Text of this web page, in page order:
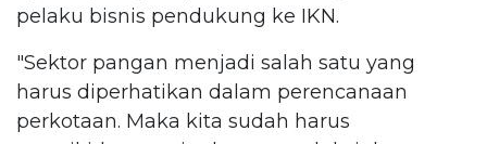
pelaku bisnis pendukung ke IKN.
"Sektor pangan menjadi salah satu yang
harus diperhatikan dalam perencanaan
perkotaan. Maka kita sudah harus